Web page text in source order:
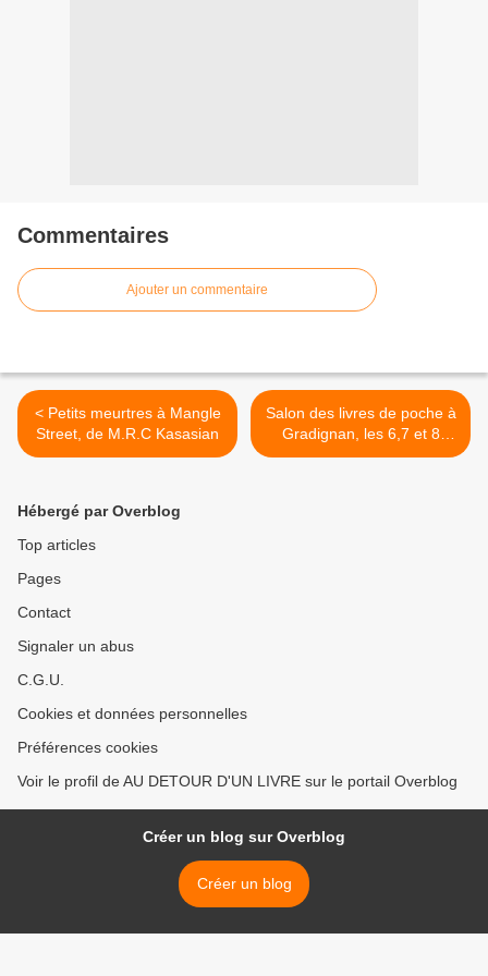
Commentaires
Ajouter un commentaire
< Petits meurtres à Mangle
Street, de M.R.C Kasasian
Salon des livres de poche à
Gradignan, les 6,7 et 8
octobre 2017 >
Hébergé par Overblog
Top articles
Pages
Contact
Signaler un abus
C.G.U.
Cookies et données personnelles
Préférences cookies
Voir le profil de AU DETOUR D'UN LIVRE sur le portail Overblog
Créer un blog sur Overblog
Créer un blog